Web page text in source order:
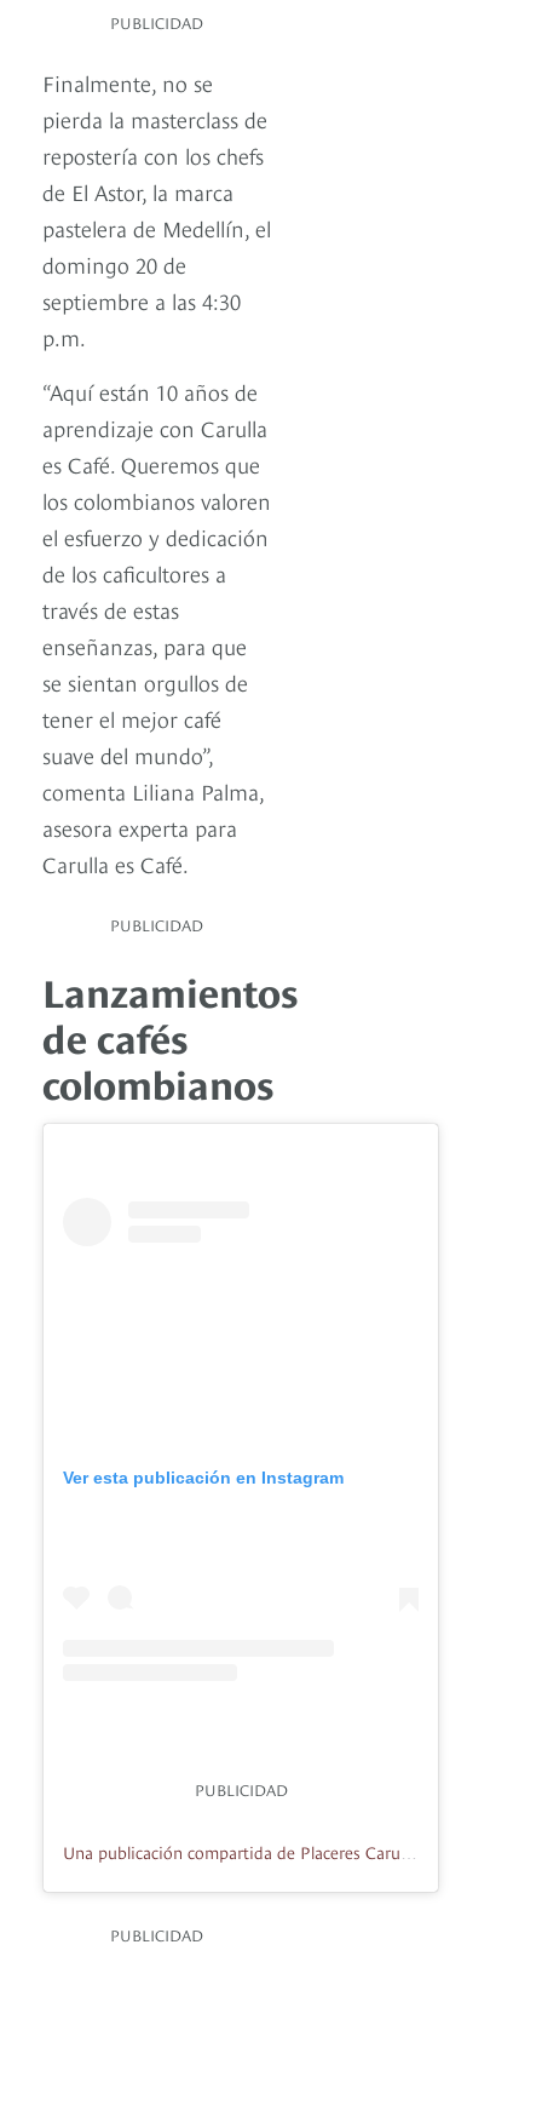
PUBLICIDAD
Finalmente, no se
pierda la masterclass de
repostería con los chefs
de El Astor, la marca
pastelera de Medellín, el
domingo 20 de
septiembre a las 4:30
p.m.
“Aquí están 10 años de
aprendizaje con Carulla
es Café. Queremos que
los colombianos valoren
el esfuerzo y dedicación
de los caficultores a
través de estas
enseñanzas, para que
se sientan orgullos de
tener el mejor café
suave del mundo”,
comenta Liliana Palma,
asesora experta para
Carulla es Café.
PUBLICIDAD
Lanzamientos
de cafés
colombianos
Ver esta publicación en Instagram
PUBLICIDAD
PUBLICIDAD